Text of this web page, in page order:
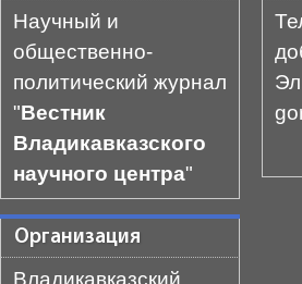
Научный и
общественно-
политический журнал
"Вестник
Владикавказского
научного центра"
Организация
Владикавказский